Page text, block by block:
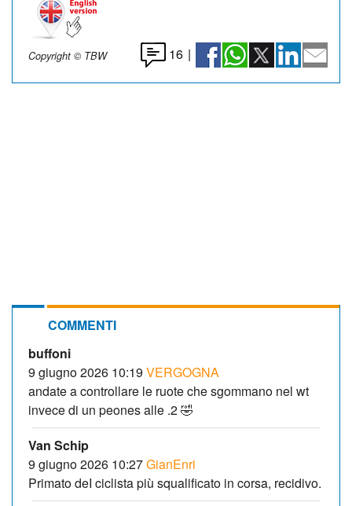
Copyright © TBW 16 |
COMMENTI
buffoni
9 giugno 2026 10:19 VERGOGNA
andate a controllare le ruote che sgommano nel wt
invece di un peones alle .2 🤣
Van Schip
9 giugno 2026 10:27GianEnri
Primato deI ciclista più squalificato in corsa, recidivo.